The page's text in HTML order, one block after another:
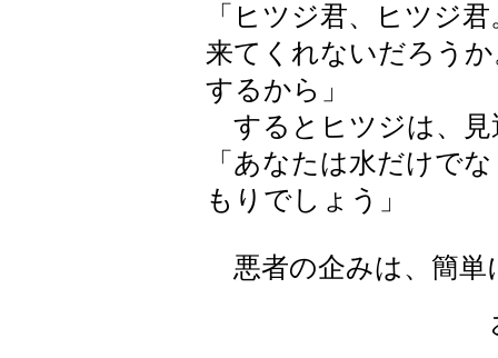
「ヒツジ君、ヒツジ
来てくれないだろう
するから」
するとヒツジは、見
「あなたは水だけで
もりでしょう」
悪者の企みは、簡単